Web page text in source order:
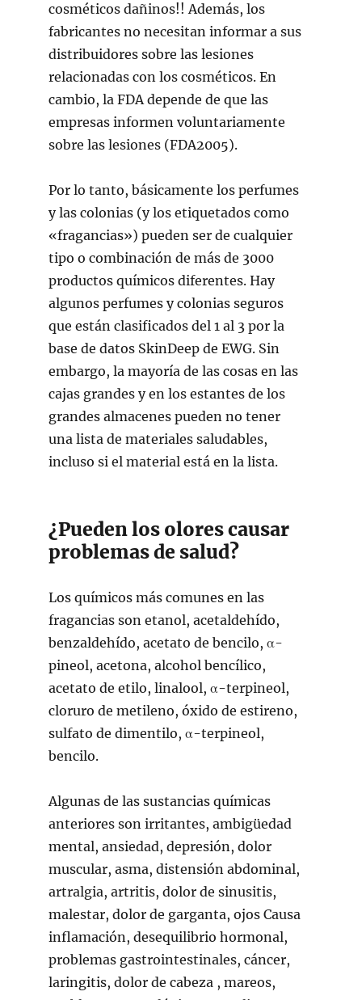
cosméticos dañinos!! Además, los
fabricantes no necesitan informar a sus
distribuidores sobre las lesiones
relacionadas con los cosméticos. En
cambio, la FDA depende de que las
empresas informen voluntariamente
sobre las lesiones (FDA2005).
Por lo tanto, básicamente los perfumes
y las colonias (y los etiquetados como
«fragancias») pueden ser de cualquier
tipo o combinación de más de 3000
productos químicos diferentes. Hay
algunos perfumes y colonias seguros
que están clasificados del 1 al 3 por la
base de datos SkinDeep de EWG. Sin
embargo, la mayoría de las cosas en las
cajas grandes y en los estantes de los
grandes almacenes pueden no tener
una lista de materiales saludables,
incluso si el material está en la lista.
¿Pueden los olores causar
problemas de salud?
Los químicos más comunes en las
fragancias son etanol, acetaldehído,
benzaldehído, acetato de bencilo, α-
pineol, acetona, alcohol bencílico,
acetato de etilo, linalool, α-terpineol,
cloruro de metileno, óxido de estireno,
sulfato de dimentilo, α-terpineol,
bencilo.
Algunas de las sustancias químicas
anteriores son irritantes, ambigüedad
mental, ansiedad, depresión, dolor
muscular, asma, distensión abdominal,
artralgia, artritis, dolor de sinusitis,
malestar, dolor de garganta, ojos Causa
inflamación, desequilibrio hormonal,
problemas gastrointestinales, cáncer,
laringitis, dolor de cabeza , mareos,